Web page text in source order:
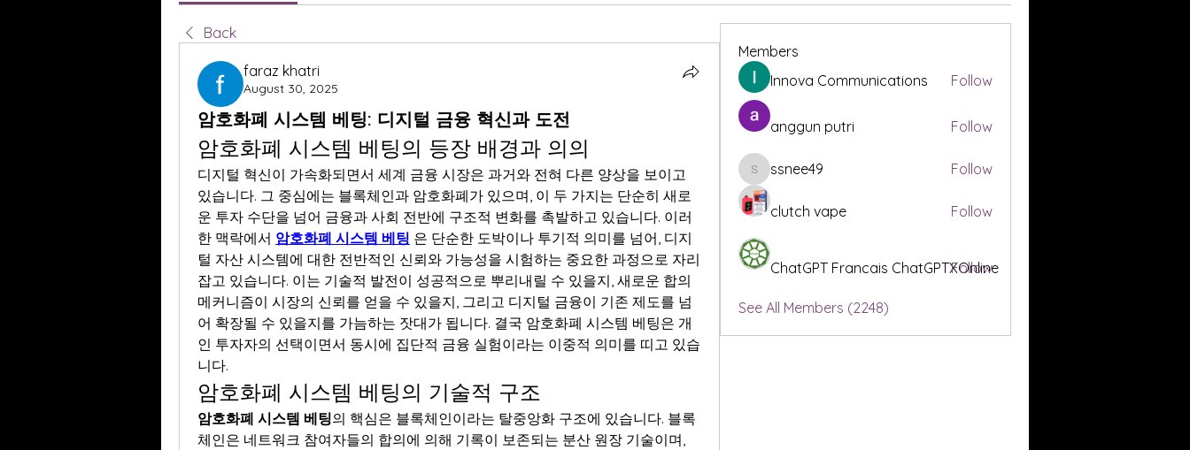
Back
faraz khatri
August 30, 2025
암호화폐 시스템 베팅: 디지털 금융 혁신과 도전
암호화폐 시스템 베팅의 등장 배경과 의의
디지털 혁신이 가속화되면서 세계 금융 시장은 과거와 전혀 다른 양상을 보이고
있습니다. 그 중심에는 블록체인과 암호화폐가 있으며, 이 두 가지는 단순히 새로
운 투자 수단을 넘어 금융과 사회 전반에 구조적 변화를 촉발하고 있습니다. 이러
한 맥락에서 암호화폐 시스템 베팅 은 단순한 도박이나 투기적 의미를 넘어, 디지
털 자산 시스템에 대한 전반적인 신뢰와 가능성을 시험하는 중요한 과정으로 자리
잡고 있습니다. 이는 기술적 발전이 성공적으로 뿌리내릴 수 있을지, 새로운 합의
메커니즘이 시장의 신뢰를 얻을 수 있을지, 그리고 디지털 금융이 기존 제도를 넘
어 확장될 수 있을지를 가늠하는 잣대가 됩니다. 결국 암호화폐 시스템 베팅은 개
인 투자자의 선택이면서 동시에 집단적 금융 실험이라는 이중적 의미를 띠고 있습
니다.
암호화폐 시스템 베팅의 기술적 구조
암호화폐 시스템 베팅의 핵심은 블록체인이라는 탈중앙화 구조에 있습니다. 블록
체인은 네트워크 참여자들의 합의에 의해 기록이 보존되는 분산 원장 기술이며,
Members
Innova Communications
Follow
anggun putri Follow
ssnee49
ssnee49 Follow
clutch vape Follow
ChatGPT Francais ChatGPTXOnline
Follow
See All Members (2248)